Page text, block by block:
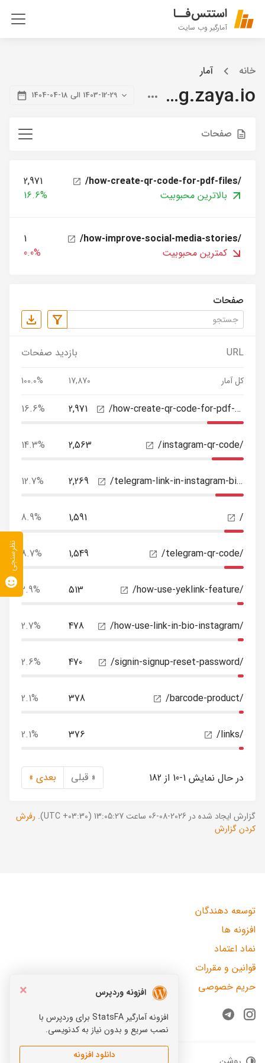
استتس‌فــا
آمارگیر وب سایت
خانه آمار
blog.zaya.io 1403-12-29 الی 18-04-1404
صفحات
/how-create-qr-code-for-pdf-files/
2,971
بالاترین محبوبیت
16.6%
/how-improve-social-media-stories/
1
کمترین محبوبیت
0.0%
صفحات
URL بازدید صفحات
کل آمار 17,870
100.0%
/how-create-qr-code-for-pdf-files/
2,971
16.6%
/instagram-qr-code/
2,563
14.3%
/telegram-link-in-instagram-bio/
2,269
12.7%
/
1,591
8.9%
/telegram-qr-code/
1,549
8.7%
/how-use-yeklink-feature/
513
2.9%
/how-use-link-in-bio-instagram/
478
2.7%
/signin-signup-reset-password/
470
2.6%
/barcode-product/
378
2.1%
/links/
376
2.1%
در حال نمایش 1-10 از 182 « قبلی بعدی »
گزارش ایجاد شده در 2026-08-06 ساعت 13:05:27 (UTC +03:30).
رفرش
کردن گزارش
×
افزونه وردپرس
افزونه آمارگیر StatsFA برای وردپرس با
نصب سریع و بدون نیاز به کدنویسی.
دانلود افزونه
توسعه دهندگان
افزونه ها
نماد اعتماد
قوانین و مقررات
حریم خصوصی
Instagram
Telegram
نظرسنجی